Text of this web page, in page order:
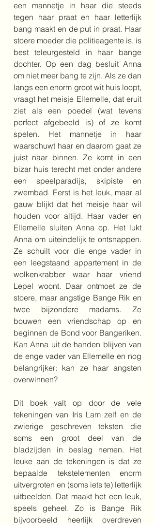
een mannetje in haar die steeds
tegen haar praat en haar letterlijk
bang maakt en de put in praat. Haar
stoere moeder die politieagente is, is
best teleurgesteld in haar bange
dochter. Op een dag besluit Anna
om niet meer bang te zijn. Als ze dan
langs een enorm groot wit huis loopt,
vraagt het meisje Ellemelle, dat eruit
ziet als een poedel (wat tevens
perfect afgebeeld is) of ze komt
spelen. Het mannetje in haar
waarschuwt haar en daarom gaat ze
juist naar binnen. Ze komt in een
bizar huis terecht met onder andere
een speelparadijs, skipiste en
zwembad. Eerst is het leuk, maar al
gauw blijkt dat het meisje haar wil
houden voor altijd. Haar vader en
Ellemelle sluiten Anna op. Het lukt
Anna om uiteindelijk te ontsnappen.
Ze schuilt voor die enge vader in
een leegstaand appartement in de
wolkenkrabber waar haar vriend
Lepel woont. Daar ontmoet ze de
stoere, maar angstige Bange Rik en
twee bijzondere madams. Ze
bouwen een vriendschap op en
beginnen de Bond voor Bangeriken.
Kan Anna uit de handen blijven van
de enge vader van Ellemelle en nog
belangrijker: kan ze haar angsten
overwinnen?
Dit boek valt op door de vele
tekeningen van Iris Lam zelf en de
zwierige geschreven teksten die
soms een groot deel van de
bladzijden in beslag nemen. Het
leuke aan de tekeningen is dat ze
bepaalde tekstelementen enorm
uitvergroten en (soms iets te) letterlijk
uitbeelden. Dat maakt het een leuk,
speels geheel. Zo is Bange Rik
bijvoorbeeld heerlijk overdreven